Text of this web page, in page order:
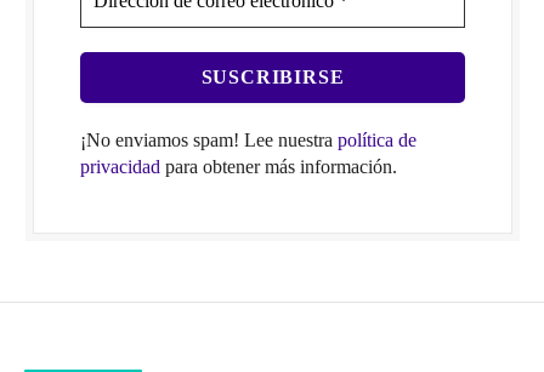
¡No enviamos spam! Lee nuestra política de
privacidad para obtener más información.